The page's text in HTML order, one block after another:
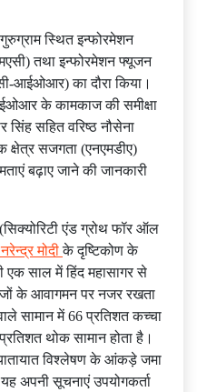
स्थित इन्‍फोरमेशन
तथा इन्‍फोरमेशन फ्यूजन
आईओआर) का दौरा किया।
के कामकाज की समीक्षा
सिंह सहित वरिष्‍ठ नौसेना
क्षेत्र सजगता (एनएमडीए)
बढ़ाए जाने की जानकारी
एंड ग्रोथ फॉर ऑल
मोदीके दृष्टिकोण के
साल में हिंद महासागर से
के आवागमन पर नजर रखता
सामान में 66 प्रतिशत कच्‍चा
थोक सामान होता है।
विश्‍लेषण के आंकड़े जमा
अपनी सूचनाएं उपयोगकर्ता